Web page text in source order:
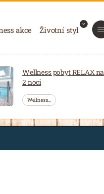
akce Životní styl
Wellness pobyt RELAX na
2 noci
Wellness…